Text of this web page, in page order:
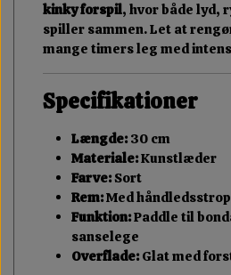
kinky forspil, hvor både lyd,
spiller sammen. Let at
mange timers leg med
Specifikationer
Længde: 30 cm
Materiale:Kunstlæder
Farve:Sort
Rem:Med håndledsstrop
Funktion:Paddle til
sanselege
Overflade: Glat med